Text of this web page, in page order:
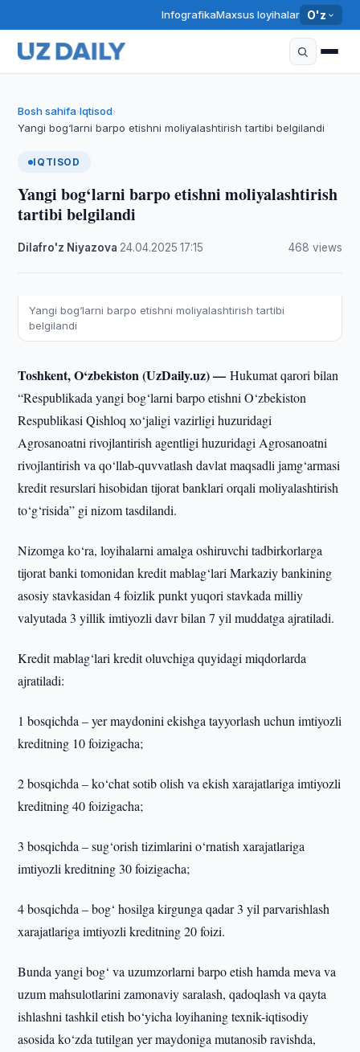
InfografikaMaxsus loyihalar O'z
Bosh sahifa›Iqtisod›
Yangi bog‘larni barpo etishni moliyalashtirish tartibi belgilandi
IQTISOD
Yangi bog‘larni barpo etishni moliyalashtirish
tartibi belgilandi
Dilafro'z Niyazova 24.04.2025 ·17:15 468 views
Yangi bog‘larni barpo etishni moliyalashtirish tartibi
belgilandi
Toshkent, O‘zbekiston (UzDaily.uz) —Hukumat qarori bilan
“Respublikada yangi bog‘larni barpo etishni O‘zbekiston
Respublikasi Qishloq xo‘jaligi vazirligi huzuridagi
Agrosanoatni rivojlantirish agentligi huzuridagi Agrosanoatni
rivojlantirish va qo‘llab-quvvatlash davlat maqsadli jamg‘armasi
kredit resurslari hisobidan tijorat banklari orqali moliyalashtirish
to‘g‘risida” gi nizom tasdilandi.
Nizomga ko‘ra, loyihalarni amalga oshiruvchi tadbirkorlarga
tijorat banki tomonidan kredit mablag‘lari Markaziy bankining
asosiy stavkasidan 4 foizlik punkt yuqori stavkada milliy
valyutada 3 yillik imtiyozli davr bilan 7 yil muddatga ajratiladi.
Kredit mablag‘lari kredit oluvchiga quyidagi miqdorlarda
ajratiladi:
1 bosqichda – yer maydonini ekishga tayyorlash uchun imtiyozli
kreditning 10 foizigacha;
2 bosqichda – ko‘chat sotib olish va ekish xarajatlariga imtiyozli
kreditning 40 foizigacha;
3 bosqichda – sug‘orish tizimlarini o‘rnatish xarajatlariga
imtiyozli kreditning 30 foizigacha;
4 bosqichda – bog‘ hosilga kirgunga qadar 3 yil parvarishlash
xarajatlariga imtiyozli kreditning 20 foizi.
Bunda yangi bog‘ va uzumzorlarni barpo etish hamda meva va
uzum mahsulotlarini zamonaviy saralash, qadoqlash va qayta
ishlashni tashkil etish bo‘yicha loyihaning texnik-iqtisodiy
asosida ko‘zda tutilgan yer maydoniga mutanosib ravishda,